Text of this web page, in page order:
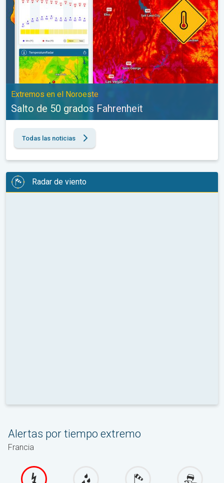
Extremos en el Noroeste
Salto de 50 grados Fahrenheit
Todas las noticias
Radar de viento
Alertas por tiempo extremo
Francia